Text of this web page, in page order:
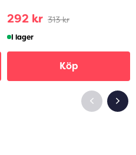
292 kr 313 kr
I lager
Köp